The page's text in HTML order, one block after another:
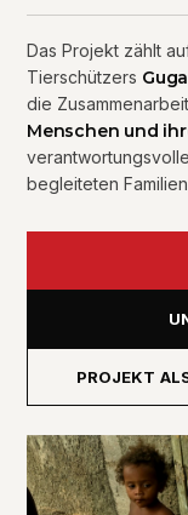
Das Projekt zählt
Tierschützers
die
Menschen und
begleiteten
PROJEKT